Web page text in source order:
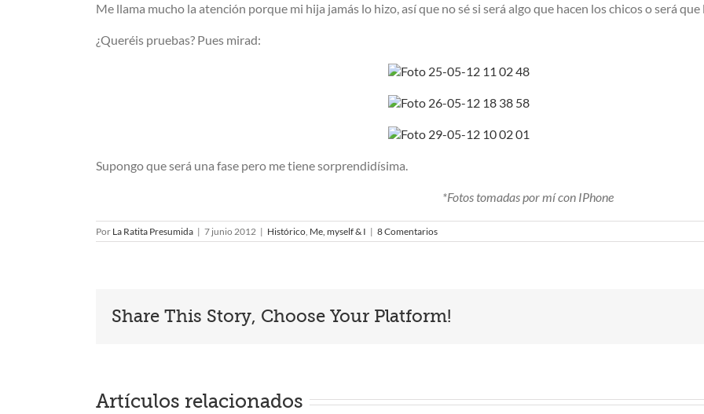
Me llama mucho la atención porque mi hija jamás lo hizo, así que no sé si será algo que hacen los chicos o será que
¿Queréis pruebas? Pues mirad:
Supongo que será una fase pero me tiene sorprendidísima.
*Fotos tomadas por mí con IPhone
Por La Ratita Presumida | 7 junio 2012 | Histórico, Me, myself & I | 8 Comentarios
Share This Story, Choose Your Platform!
Artículos relacionados